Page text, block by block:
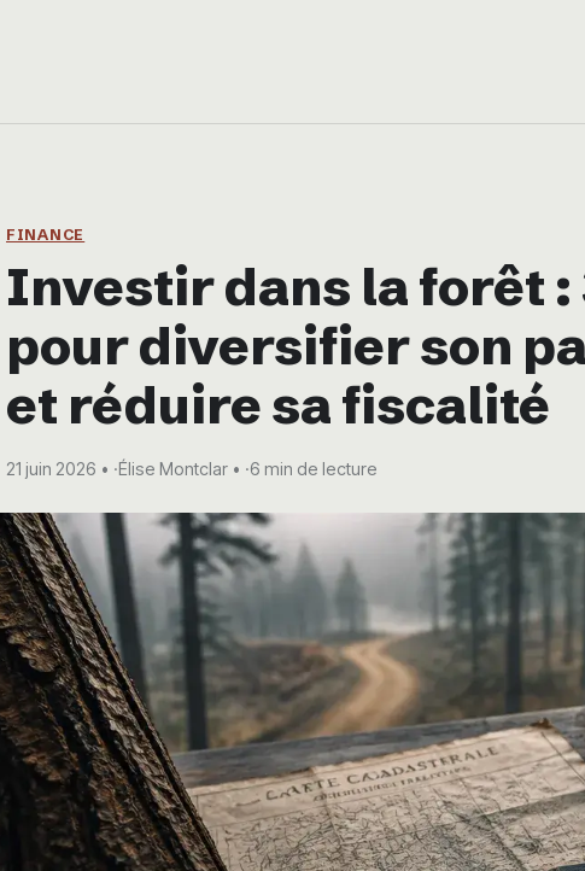
FINANCE
Investir dans la forêt :
pour diversifier son
et réduire sa fiscalité
21 juin 2026 ·Élise Montclar ·6 min de lecture